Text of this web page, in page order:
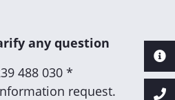
any question
488 030 *
request.